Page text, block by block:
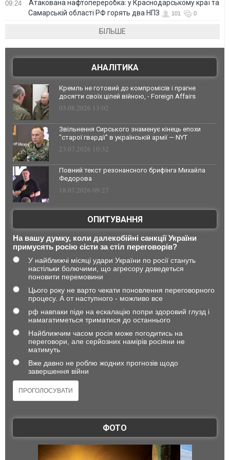
09:24
Атакована нафтопереробка: у Краснодарському краї та
Самарській області РФ горять два НПЗ
101 0
БІЛЬШЕ
АНАЛІТИКА
Кремль не готовий до компромісів і прагне
досягти своїх цілей війною, - Foreign Affairs
03.08.2026 13:02
Звільнення Сирського знаменує кінець епохи
"старої гвардії" в українській армії — NYT
23.07.2026 10:32
Повний текст резонансного брифінга Михайла
Федорова
18.07.2026 09:27
ОПИТУВАННЯ
На вашу думку, коли далекобійні санкції України
примусять росію сісти за стіл переговорів?
У найближчі місяці удари України по росії стануть
настільки болючими, що агресору доведеться
поновити перемовини
Цього року не варто чекати поновлення переговорного
процесу. А от наступного - можливо все
рф навпаки піде на ескалацію попри здоровий глузд і
намагатиметься триматися до останнього
Найближчим часом росія може погодитись на
переговори, але серйозних намірів росіяни не
матимуть
Вже давно не роблю жодних прогнозів щодо
завершення війни
ФОТО